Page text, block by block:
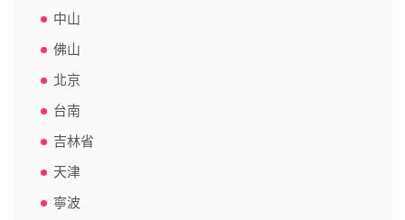
中山
佛山
北京
台南
吉林省
天津
寧波